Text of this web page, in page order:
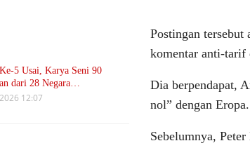
5 Usai, Karya Seni 90
dari 28 Negara…
12:07
Postingan tersebut
komentar anti-tarif
Dia berpendapat,
nol” dengan Eropa.
Sebelumnya,